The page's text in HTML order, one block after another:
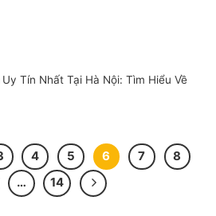
Tín Nhất Tại Hà Nội: Tìm Hiểu Về
4 5 6 7
8
… 14